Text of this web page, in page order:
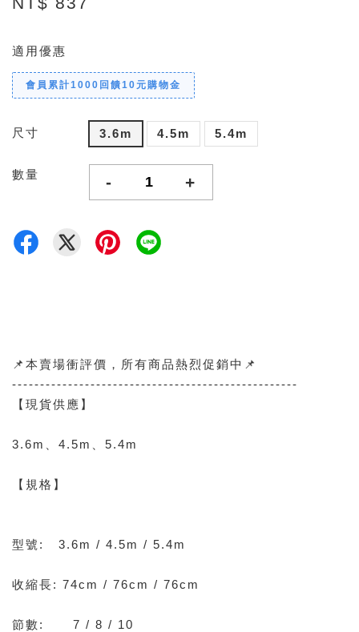
適用優惠
會員累計1000回饋10元購物金
尺寸 3.6m 4.5m 5.4m
數量 - +
📌本賣場衝評價，所有商品熱烈促銷中📌
---------------------------------------------------
【現貨供應】
3.6m、4.5m、5.4m
【規格】
型號: 3.6m / 4.5m / 5.4m
收縮長: 74cm / 76cm / 76cm
節數: 7 / 8 / 10